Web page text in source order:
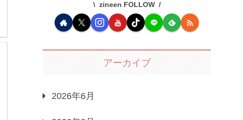
zineen FOLLOW
アーカイブ
2026年6月